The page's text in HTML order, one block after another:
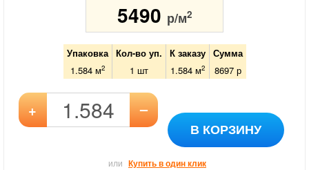
5490 р/м2
Упаковка Кол-во уп. К заказу
Сумма
1.584 м2 1 шт 1.584м2 8697р
+ –
В КОРЗИНУ
или Купить в один клик